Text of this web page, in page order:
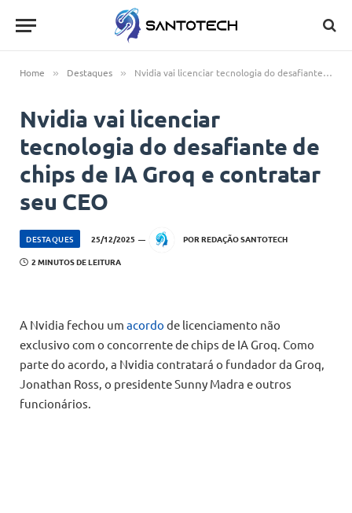
Home » Destaques » Nvidia vai licenciar tecnologia do desafiante de chips de IA Groq e contratar seu CEO
Nvidia vai licenciar
tecnologia do desafiante de
chips de IA Groq e contratar
seu CEO
DESTAQUES 25/12/2025 POR REDAÇÃO SANTOTECH
2 MINUTOS DE LEITURA
A Nvidia fechou um acordo de licenciamento não
exclusivo com o concorrente de chips de IA Groq. Como
parte do acordo, a Nvidia contratará o fundador da Groq,
Jonathan Ross, o presidente Sunny Madra e outros
funcionários.